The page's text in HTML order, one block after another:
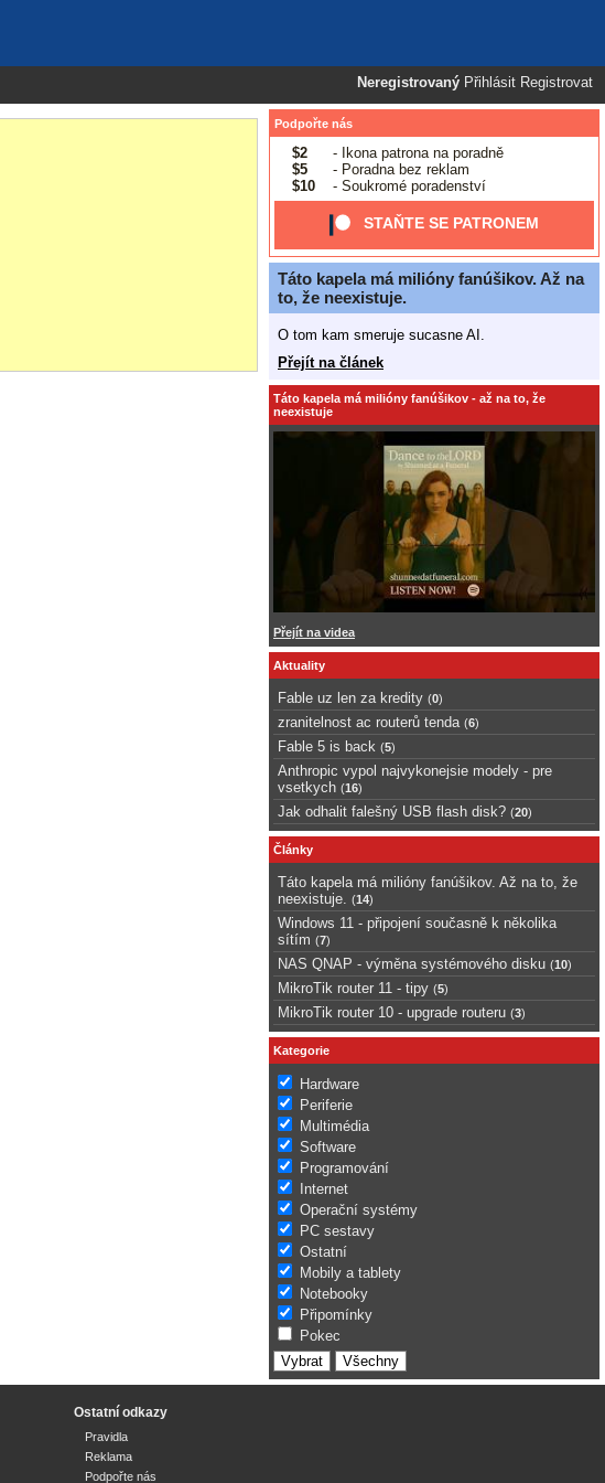
Neregistrovaný Přihlásit Registrovat
Podpořte nás
$2
- Ikona patrona na poradně
$5
- Poradna bez reklam
$10
- Soukromé poradenství
STAŇTE SE PATRONEM
Táto kapela má milióny fanúšikov. Až na
to, že neexistuje.
O tom kam smeruje sucasne AI.
Přejít na článek
Táto kapela má milióny fanúšikov - až na to, že
neexistuje
Přejít na videa
Aktuality
Fable uz len za kredity (0)
zranitelnost ac routerů tenda (6)
Fable 5 is back (5)
Anthropic vypol najvykonejsie modely - pre
vsetkych (16)
Jak odhalit falešný USB flash disk? (20)
Články
Táto kapela má milióny fanúšikov. Až na to, že
neexistuje.
(14)
Windows 11 - připojení současně k několika
sítím (7)
NAS QNAP - výměna systémového disku (10)
MikroTik router 11 - tipy (5)
MikroTik router 10 - upgrade routeru (3)
Kategorie
Hardware
Periferie
Multimédia
Software
Programování
Internet
Operační systémy
PC sestavy
Ostatní
Mobily a tablety
Notebooky
Připomínky
Pokec
Ostatní odkazy
Pravidla
Reklama
Podpořte nás